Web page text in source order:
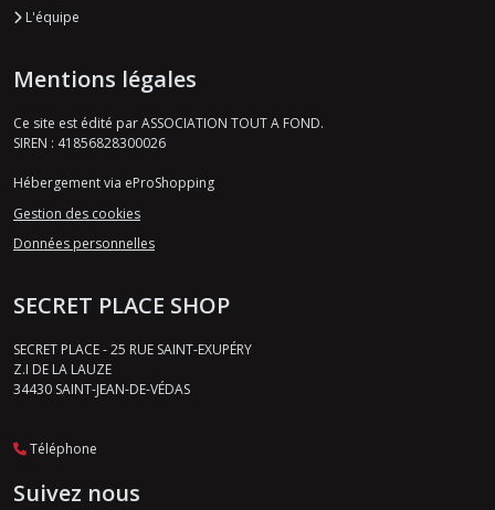
L'équipe
Mentions légales
Ce site est édité par ASSOCIATION TOUT A FOND.
SIREN : 41856828300026
Hébergement via eProShopping
Gestion des cookies
Données personnelles
SECRET PLACE SHOP
SECRET PLACE - 25 RUE SAINT-EXUPÉRY
Z.I DE LA LAUZE
34430 SAINT-JEAN-DE-VÉDAS
Téléphone
Suivez nous